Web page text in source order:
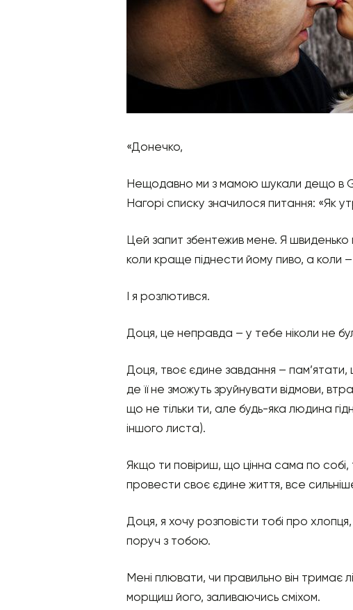
«Донечко,
Нещодавно ми з мамою шукали дещо в
Нагорі списку значилося питання: «Як
Цей запит збентежив мене. Я швиденько
коли краще піднести йому пиво, а коли –
І я розлютився.
Доця, це неправда – у тебе ніколи не
Доця, твоє єдине завдання –
де її не зможуть зруйнувати відмови,
що не тільки ти, але будь-яка людина
іншого листа).
Якщо ти повіриш, що цінна сама по собі,
провести своє єдине життя, все
Доця, я хочу розповісти тобі про
поруч з тобою.
Мені плювати, чи правильно він тримає
морщиш його, заливаючись сміхом.